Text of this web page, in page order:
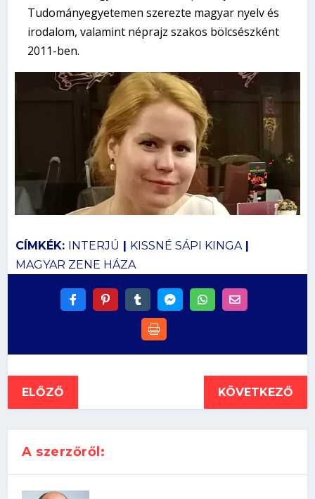
Tudományegyetemen szerezte magyar nyelv és
irodalom, valamint néprajz szakos bölcsészként
2011-ben.
CÍMKÉK: INTERJÚ | KISSNÉ SÁPI KINGA|
MAGYAR ZENE HÁZA
ELŐZŐ KÖVETKEZŐ
A szerzőről: